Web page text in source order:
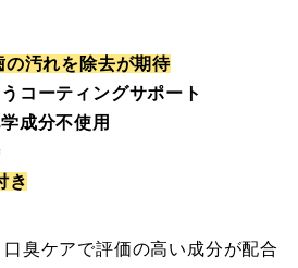
の汚れを除去が期待
コーティングサポート
成分不使用
き
臭ケアで評価の高い成分が配合